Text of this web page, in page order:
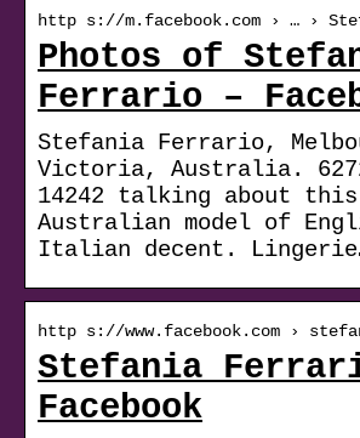
http s://m.facebook.com › … ›
Photos of
Ferrario –
Stefania Ferrario,
Victoria, Australia.
14242 talking about
Australian model of
Italian decent.
http s://www.facebook.com ›
Stefania
Facebook